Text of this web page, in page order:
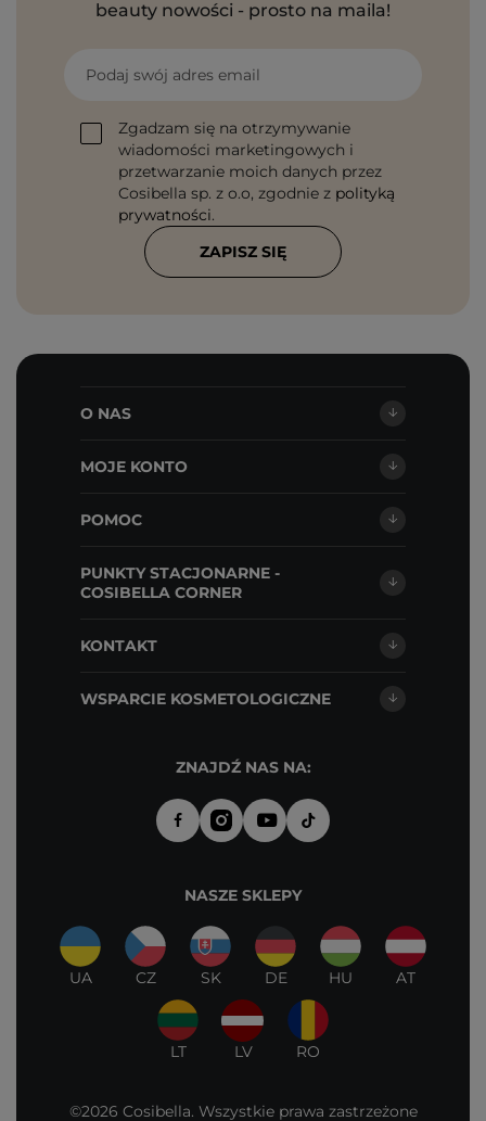
beauty nowości - prosto na maila!
Podaj swój adres email
Zgadzam się na otrzymywanie
wiadomości marketingowych i
przetwarzanie moich danych przez
Cosibella sp. z o.o, zgodnie z polityką
prywatności.
ZAPISZ SIĘ
O NAS
MOJE KONTO
POMOC
PUNKTY STACJONARNE -
COSIBELLA CORNER
KONTAKT
WSPARCIE KOSMETOLOGICZNE
ZNAJDŹ NAS NA:
NASZE SKLEPY
UA CZ SK DE HU AT
LT LV RO
©2026 Cosibella. Wszystkie prawa zastrzeżone